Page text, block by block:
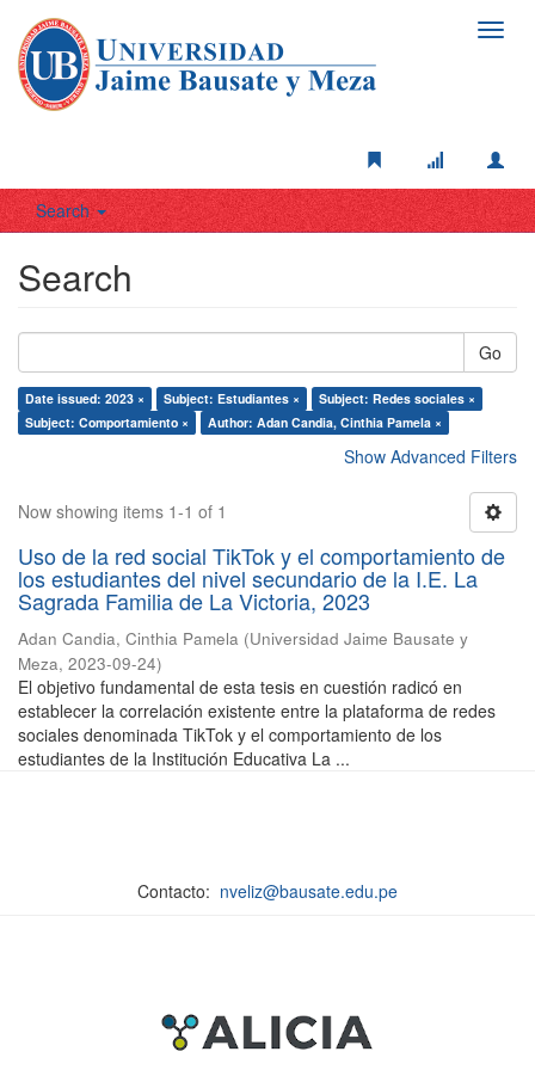
Search
Search
Go
Date issued: 2023 × Subject: Estudiantes ×
Subject: Redes sociales ×
Subject: Comportamiento ×
Author: Adan Candia, Cinthia Pamela ×
Show Advanced Filters
Now showing items 1-1 of 1
Uso de la red social TikTok y el comportamiento de
los estudiantes del nivel secundario de la I.E. La
Sagrada Familia de La Victoria, 2023
Adan Candia, Cinthia Pamela (Universidad Jaime Bausate y
Meza, 2023-09-24)
El objetivo fundamental de esta tesis en cuestión radicó en
establecer la correlación existente entre la plataforma de redes
sociales denominada TikTok y el comportamiento de los
estudiantes de la Institución Educativa La ...
Contacto: nveliz@bausate.edu.pe